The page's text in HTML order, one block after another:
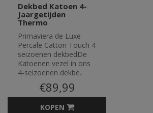
Dekbed Katoen 4-
Jaargetijden
Thermo
Primaviera de Luxe
Percale Catton Touch 4
seizoenen dekbedDe
Katoenen vezel in ons
4-seizoenen dekbe..
€89,99
KOPEN